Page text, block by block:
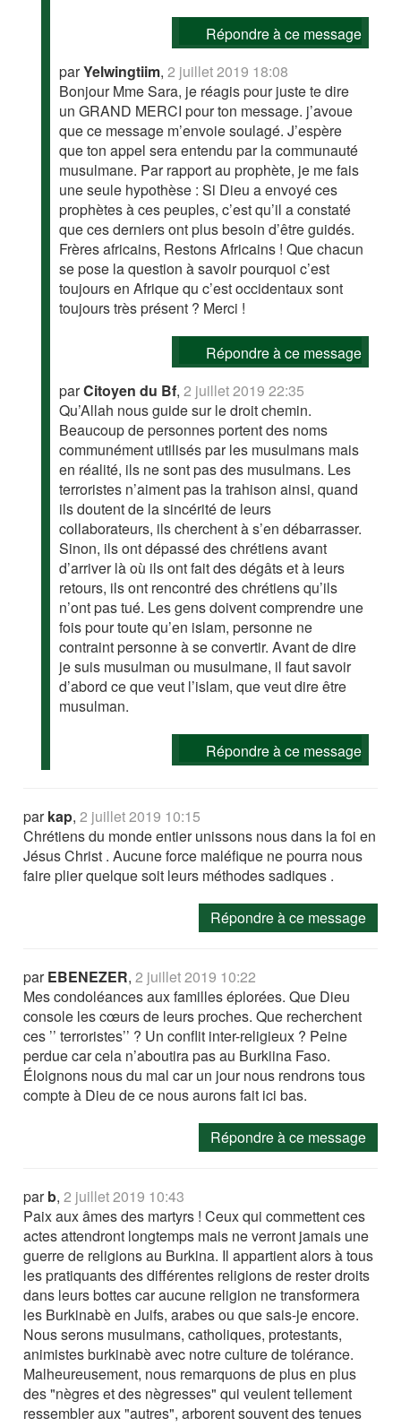
Répondre à ce message
parYelwingtiim,2 juillet 2019 18:08
Bonjour Mme Sara, je réagis pour juste te dire
un GRAND MERCI pour ton message. j’avoue
que ce message m’envoie soulagé. J’espère
que ton appel sera entendu par la communauté
musulmane. Par rapport au prophète, je me fais
une seule hypothèse : Si Dieu a envoyé ces
prophètes à ces peuples, c’est qu’il a constaté
que ces derniers ont plus besoin d’être guidés.
Frères africains, Restons Africains ! Que chacun
se pose la question à savoir pourquoi c’est
toujours en Afrique qu c’est occidentaux sont
toujours très présent ? Merci !
Répondre à ce message
parCitoyen du Bf,2 juillet 2019 22:35
Qu’Allah nous guide sur le droit chemin.
Beaucoup de personnes portent des noms
communément utilisés par les musulmans mais
en réalité, ils ne sont pas des musulmans. Les
terroristes n’aiment pas la trahison ainsi, quand
ils doutent de la sincérité de leurs
collaborateurs, ils cherchent à s’en débarrasser.
Sinon, ils ont dépassé des chrétiens avant
d’arriver là où ils ont fait des dégâts et à leurs
retours, ils ont rencontré des chrétiens qu’ils
n’ont pas tué. Les gens doivent comprendre une
fois pour toute qu’en islam, personne ne
contraint personne à se convertir. Avant de dire
je suis musulman ou musulmane, il faut savoir
d’abord ce que veut l’islam, que veut dire être
musulman.
Répondre à ce message
parkap,2 juillet 2019 10:15
Chrétiens du monde entier unissons nous dans la foi en
Jésus Christ . Aucune force maléfique ne pourra nous
faire plier quelque soit leurs méthodes sadiques .
Répondre à ce message
parEBENEZER,2 juillet 2019 10:22
Mes condoléances aux familles éplorées. Que Dieu
console les cœurs de leurs proches. Que recherchent
ces ’’ terroristes’’ ? Un conflit inter-religieux ? Peine
perdue car cela n’aboutira pas au Burkiina Faso.
Éloignons nous du mal car un jour nous rendrons tous
compte à Dieu de ce nous aurons fait ici bas.
Répondre à ce message
parb,2 juillet 2019 10:43
Paix aux âmes des martyrs ! Ceux qui commettent ces
actes attendront longtemps mais ne verront jamais une
guerre de religions au Burkina. Il appartient alors à tous
les pratiquants des différentes religions de rester droits
dans leurs bottes car aucune religion ne transformera
les Burkinabè en Juifs, arabes ou que sais-je encore.
Nous serons musulmans, catholiques, protestants,
animistes burkinabè avec notre culture de tolérance.
Malheureusement, nous remarquons de plus en plus
des "nègres et des nègresses" qui veulent tellement
ressembler aux "autres", arborent souvent des tenues